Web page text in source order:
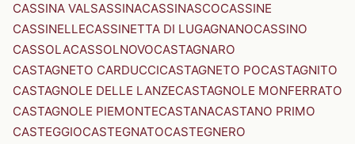
CASSINA VALSASSINACASSINASCOCASSINE
CASSINELLECASSINETTA DI LUGAGNANOCASSINO
CASSOLACASSOLNOVOCASTAGNARO
CASTAGNETO CARDUCCICASTAGNETO POCASTAGNITO
CASTAGNOLE DELLE LANZECASTAGNOLE MONFERRATO
CASTAGNOLE PIEMONTECASTANACASTANO PRIMO
CASTEGGIOCASTEGNATOCASTEGNERO